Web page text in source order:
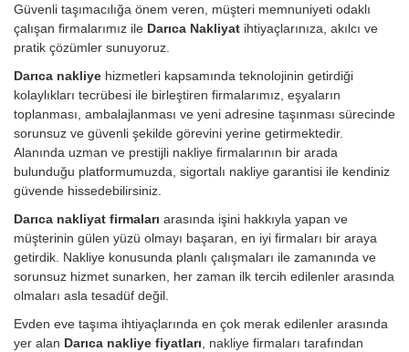
Güvenli taşımacılığa önem veren, müşteri memnuniyeti odaklı
çalışan firmalarımız ile Darıca Nakliyat ihtiyaçlarınıza, akılcı ve
pratik çözümler sunuyoruz.
Darıca nakliye hizmetleri kapsamında teknolojinin getirdiği
kolaylıkları tecrübesi ile birleştiren firmalarımız, eşyaların
toplanması, ambalajlanması ve yeni adresine taşınması sürecinde
sorunsuz ve güvenli şekilde görevini yerine getirmektedir.
Alanında uzman ve prestijli nakliye firmalarının bir arada
bulunduğu platformumuzda, sigortalı nakliye garantisi ile kendiniz
güvende hissedebilirsiniz.
Darıca nakliyat firmaları arasında işini hakkıyla yapan ve
müşterinin gülen yüzü olmayı başaran, en iyi firmaları bir araya
getirdik. Nakliye konusunda planlı çalışmaları ile zamanında ve
sorunsuz hizmet sunarken, her zaman ilk tercih edilenler arasında
olmaları asla tesadüf değil.
Evden eve taşıma ihtiyaçlarında en çok merak edilenler arasında
yer alan Darıca nakliye fiyatları , nakliye firmaları tarafından